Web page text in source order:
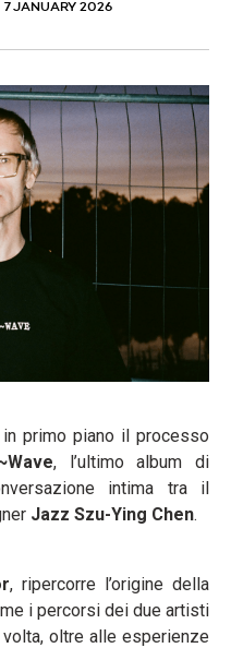
7 JANUARY 2026
primo piano il processo
, l’ultimo album di
intima tra il
Jazz Szu-Ying Chen.
, ripercorre l’origine della
i percorsi dei due artisti
oltre alle esperienze